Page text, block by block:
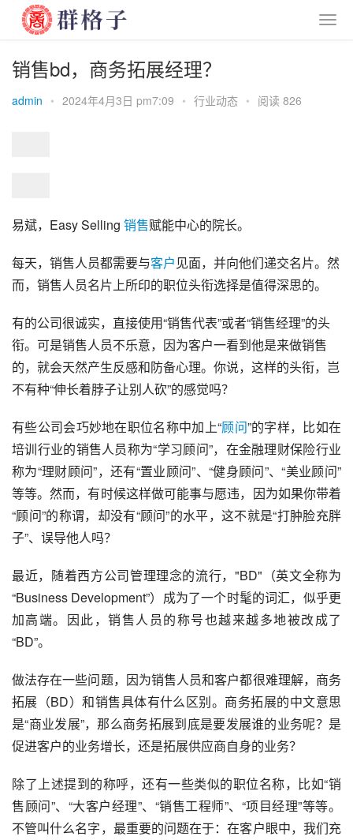
销售bd，商务拓展经理？
admin • 2024年4月3日 pm7:09 • 行业动态 • 阅读 826
易斌，Easy Selling 销售赋能中心的院长。
每天，销售人员都需要与客户见面，并向他们递交名片。然
而，销售人员名片上所印的职位头衔选择是值得深思的。
有的公司很诚实，直接使用“销售代表”或者“销售经理”的头
衔。可是销售人员不乐意，因为客户一看到他是来做销售
的，就会天然产生反感和防备心理。你说，这样的头衔，岂
不有种“伸长着脖子让别人砍”的感觉吗？
有些公司会巧妙地在职位名称中加上“顾问”的字样，比如在
培训行业的销售人员称为“学习顾问”，在金融理财保险行业
称为“理财顾问”，还有“置业顾问”、“健身顾问”、“美业顾问”
等等。然而，有时候这样做可能事与愿违，因为如果你带着
“顾问”的称谓，却没有“顾问”的水平，这不就是“打肿脸充胖
子”、误导他人吗？
最近，随着西方公司管理理念的流行，"BD"（英文全称为
“Business Development”）成为了一个时髦的词汇，似乎更
加高端。因此，销售人员的称号也越来越多地被改成了
“BD”。
做法存在一些问题，因为销售人员和客户都很难理解，商务
拓展（BD）和销售具体有什么区别。商务拓展的中文意思
是“商业发展”，那么商务拓展到底是要发展谁的业务呢？是
促进客户的业务增长，还是拓展供应商自身的业务？
除了上述提到的称呼，还有一些类似的职位名称，比如“销
售顾问”、“大客户经理”、“销售工程师”、“项目经理”等等。
不管叫什么名字，最重要的问题在于：在客户眼中，我们充